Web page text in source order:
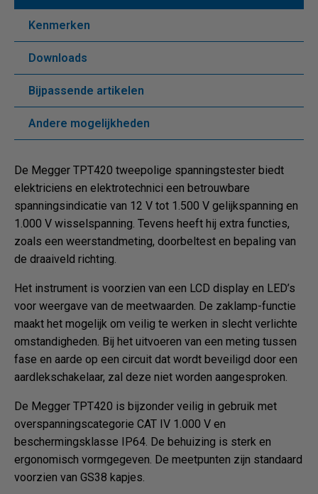
Kenmerken
Downloads
Bijpassende artikelen
Andere mogelijkheden
De Megger TPT420 tweepolige spanningstester biedt
elektriciens en elektrotechnici een betrouwbare
spanningsindicatie van 12 V tot 1.500 V gelijkspanning en
1.000 V wisselspanning. Tevens heeft hij extra functies,
zoals een weerstandmeting, doorbeltest en bepaling van
de draaiveld richting.
Het instrument is voorzien van een LCD display en LED’s
voor weergave van de meetwaarden. De zaklamp-functie
maakt het mogelijk om veilig te werken in slecht verlichte
omstandigheden. Bij het uitvoeren van een meting tussen
fase en aarde op een circuit dat wordt beveiligd door een
aardlekschakelaar, zal deze niet worden aangesproken.
De Megger TPT420 is bijzonder veilig in gebruik met
overspanningscategorie CAT IV 1.000 V en
beschermingsklasse IP64. De behuizing is sterk en
ergonomisch vormgegeven. De meetpunten zijn standaard
voorzien van GS38 kapjes.